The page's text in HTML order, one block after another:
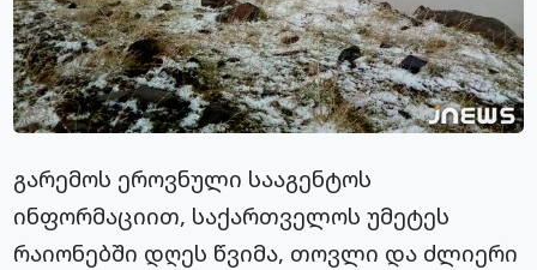
გარემოს ეროვნული სააგენტოს
ინფორმაციით, საქართველოს უმეტეს
რაიონებში დღეს წვიმა, თოვლი და ძლიერი